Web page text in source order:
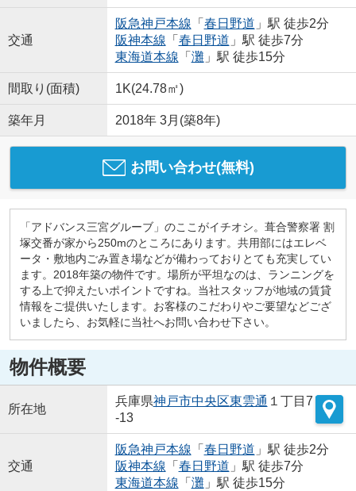
交通
阪急神戸本線 「 春日野道 」駅 徒歩2分
阪神本線 「 春日野道 」駅 徒歩7分
東海道本線 「 灘」駅 徒歩15分
間取り(面積) 1K(24.78㎡)
築年月 2018年 3月(築8年)
お問い合わせ(無料)
「アドバンス三宮グルーブ」のここがイチオシ。葺合警察署 割
塚交番が家から250mのところにあります。共用部にはエレベ
ータ・敷地内ごみ置き場などが備わっておりとても充実してい
ます。2018年築の物件です。場所が平坦なのは、ランニングを
する上で抑えたいポイントですね。当社スタッフが地域の賃貸
情報をご提供いたします。お客様のこだわりやご要望などござ
いましたら、お気軽に当社へお問い合わせ下さい。
物件概要
所在地
兵庫県神戸市中央区東雲通 １丁目7
-13
交通
阪急神戸本線 「 春日野道 」駅 徒歩2分
阪神本線 「 春日野道 」駅 徒歩7分
東海道本線 「 灘」駅 徒歩15分